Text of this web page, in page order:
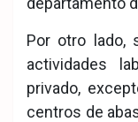
Por otro lado,
actividades
privado,
centros de